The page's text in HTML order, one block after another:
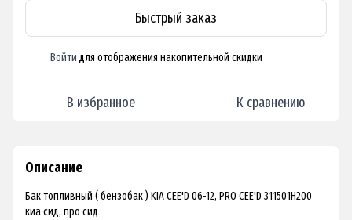
Быстрый заказ
Войти для отображения накопительной скидки
В избранное К сравнению
Описание
Бак топливный ( бензобак ) KIA CEE'D 06-12, PRO CEE'D 311501H200
киа сид, про сид